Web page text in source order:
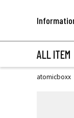
ALL ITEM
atomicboxx